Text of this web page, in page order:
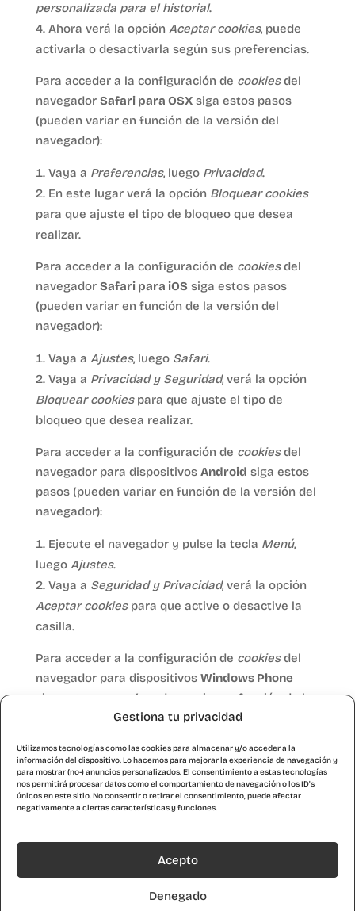
Gestiona tu privacidad
Utilizamos tecnologías como las cookies para almacenar y/o acceder a la
información del dispositivo. Lo hacemos para mejorar la experiencia de navegación y
para mostrar (no-) anuncios personalizados. El consentimiento a estas tecnologías
nos permitirá procesar datos como el comportamiento de navegación o los ID's
únicos en este sitio. No consentir o retirar el consentimiento, puede afectar
negativamente a ciertas características y funciones.
Acepto
Denegado
personalizada para el historial.
Ahora verá la opción Aceptar cookies, puede
activarla o desactivarla según sus preferencias.
Para acceder a la configuración de cookiesdel
navegador Safari para OSXsiga estos pasos
(pueden variar en función de la versión del
navegador):
Vaya a Preferencias, luego Privacidad.
En este lugar verá la opción Bloquear cookies
para que ajuste el tipo de bloqueo que desea
realizar.
Para acceder a la configuración de cookiesdel
navegador Safari para iOS siga estos pasos
(pueden variar en función de la versión del
navegador):
Vaya a Ajustes, luego Safari.
Vaya a Privacidad y Seguridad, verá la opción
Bloquear cookiespara que ajuste el tipo de
bloqueo que desea realizar.
Para acceder a la configuración de cookiesdel
navegador para dispositivos Android siga estos
pasos (pueden variar en función de la versión del
navegador):
Ejecute el navegador y pulse la tecla Menú,
luego Ajustes.
Vaya a Seguridad y Privacidad, verá la opción
Aceptar cookiespara que active o desactive la
casilla.
Para acceder a la configuración de cookiesdel
navegador para dispositivos Windows Phone
siga estos pasos (pueden variar en función de la
versión del navegador):
Configuración
Ahora puede activar o desactivar la casilla
Permitir cookies.
© Kairós S. Coop. Iniciativa Social ●